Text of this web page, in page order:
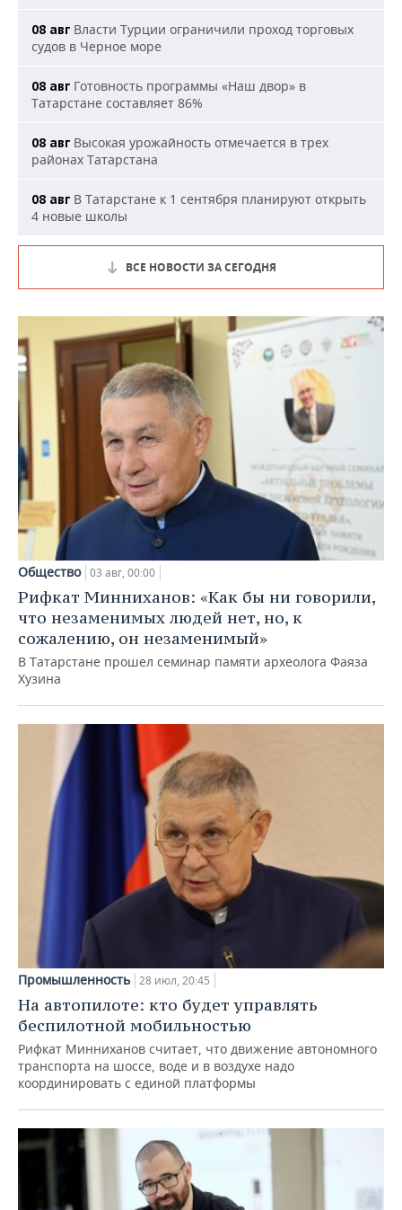
08 авг Власти Турции ограничили проход торговых
судов в Черное море
08 авг Готовность программы «Наш двор» в
Татарстане составляет 86%
08 авг Высокая урожайность отмечается в трех
районах Татарстана
08 авг В Татарстане к 1 сентября планируют открыть
4 новые школы
ВСЕ НОВОСТИ ЗА СЕГОДНЯ
Общество 03 авг, 00:00
Рифкат Минниханов: «Как бы ни говорили,
что незаменимых людей нет, но, к
сожалению, он незаменимый»
В Татарстане прошел семинар памяти археолога Фаяза
Хузина
Промышленность 28 июл, 20:45
На автопилоте: кто будет управлять
беспилотной мобильностью
Рифкат Минниханов считает, что движение автономного
транспорта на шоссе, воде и в воздухе надо
координировать с единой платформы